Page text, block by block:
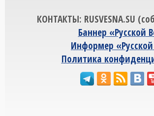
КОНТАКТЫ: RUSVESNA.SU
Баннер «Русской
Информер
Политика